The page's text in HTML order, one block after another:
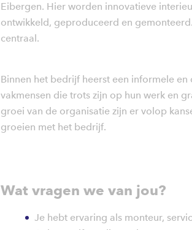
Eibergen. Hier worden innovatieve
ontwikkeld, geproduceerd en
centraal.
Binnen het bedrijf heerst een informele
vakmensen die trots zijn op hun werk en
groei van de organisatie zijn er volop
groeien met het bedrijf.
Wat vragen we van jou?
Je hebt ervaring als monteur,